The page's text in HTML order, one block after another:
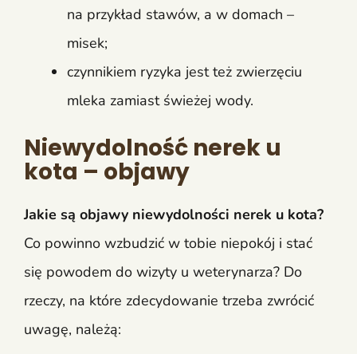
na przykład stawów, a w domach –
misek;
czynnikiem ryzyka jest też zwierzęciu
mleka zamiast świeżej wody.
Niewydolność nerek u
kota – objawy
Jakie są objawy niewydolności nerek u kota?
Co powinno wzbudzić w tobie niepokój i stać
się powodem do wizyty u weterynarza? Do
rzeczy, na które zdecydowanie trzeba zwrócić
uwagę, należą: